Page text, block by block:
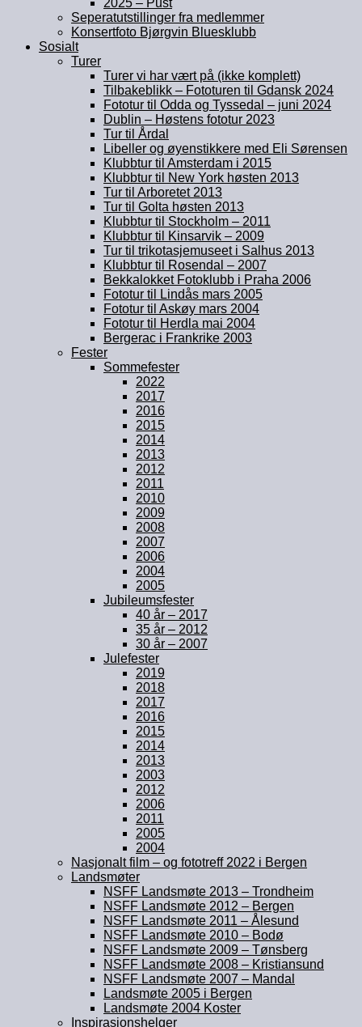
2025 – Pust
Seperatutstillinger fra medlemmer
Konsertfoto Bjørgvin Bluesklubb
Sosialt
Turer
Turer vi har vært på (ikke komplett)
Tilbakeblikk – Fototuren til Gdansk 2024
Fototur til Odda og Tyssedal – juni 2024
Dublin – Høstens fototur 2023
Tur til Årdal
Libeller og øyenstikkere med Eli Sørensen
Klubbtur til Amsterdam i 2015
Klubbtur til New York høsten 2013
Tur til Arboretet 2013
Tur til Golta høsten 2013
Klubbtur til Stockholm – 2011
Klubbtur til Kinsarvik – 2009
Tur til trikotasjemuseet i Salhus 2013
Klubbtur til Rosendal – 2007
Bekkalokket Fotoklubb i Praha 2006
Fototur til Lindås mars 2005
Fototur til Askøy mars 2004
Fototur til Herdla mai 2004
Bergerac i Frankrike 2003
Fester
Sommefester
2022
2017
2016
2015
2014
2013
2012
2011
2010
2009
2008
2007
2006
2004
2005
Jubileumsfester
40 år – 2017
35 år – 2012
30 år – 2007
Julefester
2019
2018
2017
2016
2015
2014
2013
2003
2012
2006
2011
2005
2004
Nasjonalt film – og fototreff 2022 i Bergen
Landsmøter
NSFF Landsmøte 2013 – Trondheim
NSFF Landsmøte 2012 – Bergen
NSFF Landsmøte 2011 – Ålesund
NSFF Landsmøte 2010 – Bodø
NSFF Landsmøte 2009 – Tønsberg
NSFF Landsmøte 2008 – Kristiansund
NSFF Landsmøte 2007 – Mandal
Landsmøte 2005 i Bergen
Landsmøte 2004 Koster
Inspirasjonshelger